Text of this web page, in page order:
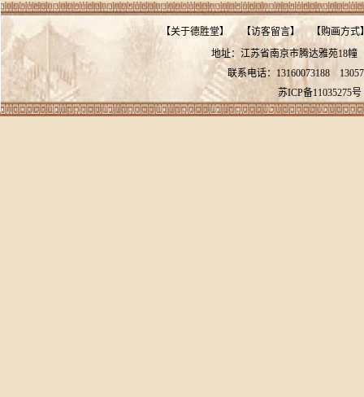
【关于德胜堂】 【访客留言】 【购画方式
地址：江苏省南京市腾达雅苑
联系电话：13160073188
苏ICP备11035275号